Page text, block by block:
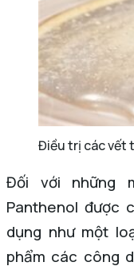
Điều trị các vết
Đối với những
Panthenol được
dụng như một
phẩm các công